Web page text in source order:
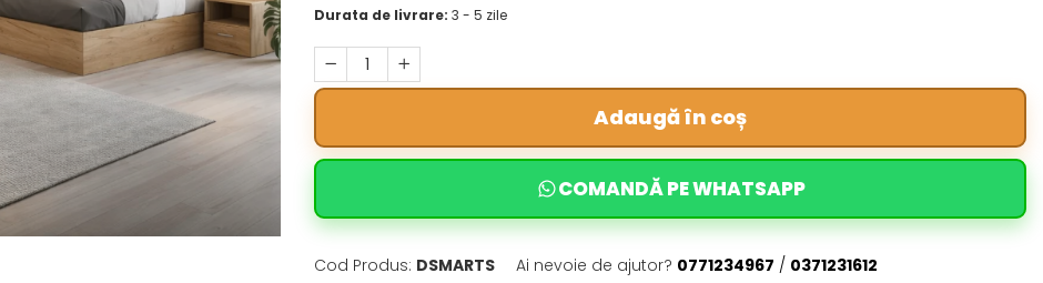
Durata de livrare: 3 - 5 zile
Adaugă în coș
COMANDĂ PE WHATSAPP
Cod Produs: DSMARTS Ai nevoie de ajutor? 0771234967 / 0371231612